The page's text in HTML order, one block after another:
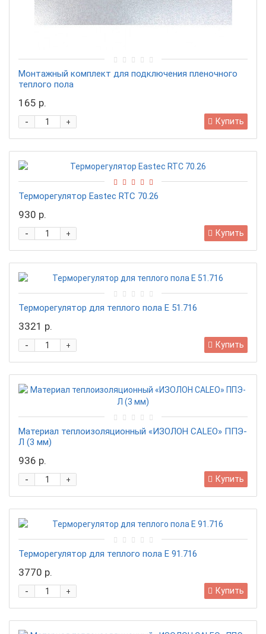
Монтажный комплект для подключения пленочного
теплого пола
165 р.
+
- Купить
Терморегулятор Eastec RTC 70.26
930 р.
+
- Купить
Терморегулятор для теплого пола Е 51.716
3321 р.
+
- Купить
Материал теплоизоляционный «ИЗОЛОН CALEO» ППЭ-
Л (3 мм)
936 р.
+
- Купить
Терморегулятор для теплого пола Е 91.716
3770 р.
+
- Купить